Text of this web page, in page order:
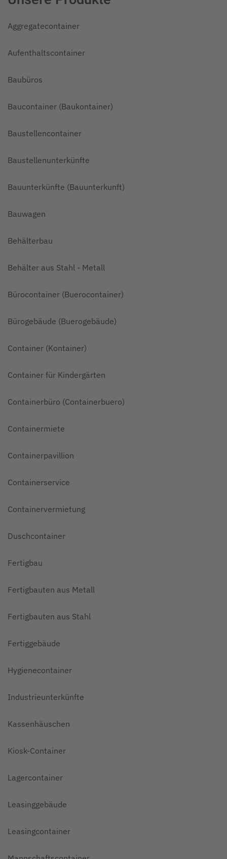
Aggregatecontainer
Aufenthaltscontainer
Baubüros
Baucontainer (Baukontainer)
Baustellencontainer
Baustellenunterkünfte
Bauunterkünfte (Bauunterkunft)
Bauwagen
Behälterbau
Behälter aus Stahl - Metall
Bürocontainer (Buerocontainer)
Bürogebäude (Buerogebäude)
Container (Kontainer)
Container für Kindergärten
Containerbüro (Containerbuero)
Containermiete
Containerpavillion
Containerservice
Containervermietung
Duschcontainer
Fertigbau
Fertigbauten aus Metall
Fertigbauten aus Stahl
Fertiggebäude
Hygienecontainer
Industrieunterkünfte
Kassenhäuschen
Kiosk-Container
Lagercontainer
Leasinggebäude
Leasingcontainer